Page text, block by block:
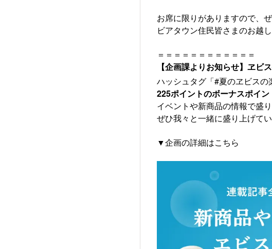
お席に限りがありますので、
ビアタウン住民皆さまのお越
＝＝＝＝＝＝＝＝＝＝＝＝
【企画課よりお知らせ】ヱ
ハッシュタグ「#夏のヱビス
225ポイントのボーナスポイン
イベントや新商品の情報で盛
ぜひ我々と一緒に盛り上げて
▼企画の詳細はこちら